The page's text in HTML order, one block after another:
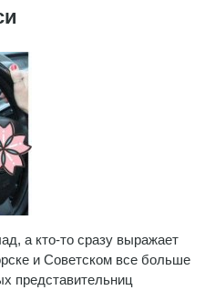
а кто-то сразу выражает
и Советском все больше
представительниц